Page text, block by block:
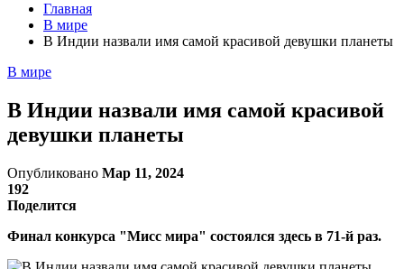
Главная
В мире
В Индии назвали имя самой красивой девушки планеты
В мире
В Индии назвали имя самой красивой
девушки планеты
Опубликовано Мар 11, 2024
192
Поделится
Финал конкурса "Мисс мира" состоялся здесь в 71-й раз.